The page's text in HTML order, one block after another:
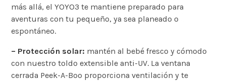
más allá, el YOYO3 te mantiene preparado para
aventuras con tu pequeño, ya sea planeado o
espontáneo.
– Protección solar: mantén al bebé fresco y cómodo
con nuestro toldo extensible anti-UV. La ventana
cerrada Peek-A-Boo proporciona ventilación y te